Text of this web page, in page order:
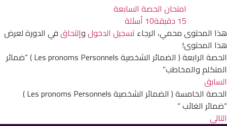
امتحان الحصة السابعة
15 دقيقة
10 أسئلة
هذا المحتوى محمي، الرجاء تسجيل الدخولوإلتحاقفي الدورة لعرض
هذا المحتوى!
الحصة الرابعة ( الضمائر الشخصية Les pronoms Personnels ) “ضمائر
المتكلم والمخاطب”
السابق
الحصة الخامسة ( الضمائر الشخصية Les pronoms Personnels )
“ضمائر الغائب “
التالي